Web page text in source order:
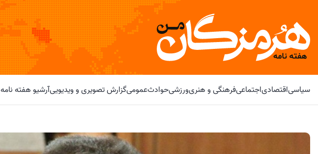
سیاسیاقتصادیاجتماعیفرهنگی و هنریورزشیحوادثعمومیگزارش تصویری و ویدیوییآرشیو هفته نامه